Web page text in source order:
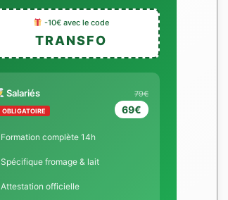
-10€ avec le code
TRANSFO
Salariés
OBLIGATOIRE
79€
69€
Formation complète 14h
Spécifique fromage & lait
Attestation officielle